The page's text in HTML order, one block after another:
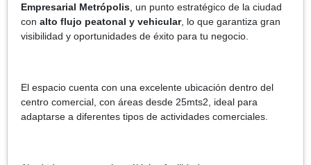
Empresarial Metrópolis , un punto estratégico de la ciudad
con alto flujo peatonal y vehicular, lo que garantiza gran
visibilidad y oportunidades de éxito para tu negocio.
El espacio cuenta con una excelente ubicación dentro del
centro comercial, con áreas desde 25mts2, ideal para
adaptarse a diferentes tipos de actividades comerciales.